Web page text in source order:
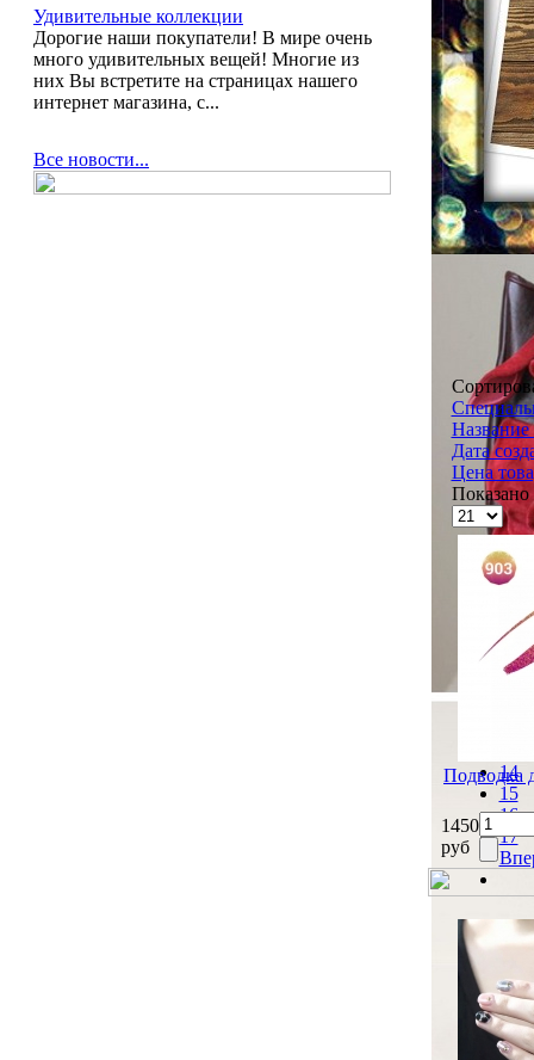
Удивительные коллекции
Дорогие наши покупатели! В мире очень
много удивительных вещей! Многие из
них Вы встретите на страницах нашего
интернет магазина, с...
Все новости...
Название
Дата
Цена
Показано
8
9
14
15
16
17
Подводка
1450
руб